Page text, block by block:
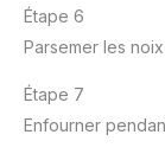
Étape 6
Parsemer les
Étape 7
Enfourner